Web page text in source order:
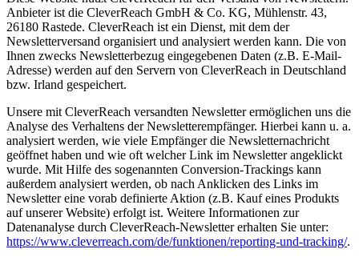
Anbieter ist die CleverReach GmbH & Co. KG, Mühlenstr. 43,
26180 Rastede. CleverReach ist ein Dienst, mit dem der
Newsletterversand organisiert und analysiert werden kann. Die von
Ihnen zwecks Newsletterbezug eingegebenen Daten (z.B. E-Mail-
Adresse) werden auf den Servern von CleverReach in Deutschland
bzw. Irland gespeichert.
Unsere mit CleverReach versandten Newsletter ermöglichen uns die
Analyse des Verhaltens der Newsletterempfänger. Hierbei kann u. a.
analysiert werden, wie viele Empfänger die Newsletternachricht
geöffnet haben und wie oft welcher Link im Newsletter angeklickt
wurde. Mit Hilfe des sogenannten Conversion-Trackings kann
außerdem analysiert werden, ob nach Anklicken des Links im
Newsletter eine vorab definierte Aktion (z.B. Kauf eines Produkts
auf unserer Website) erfolgt ist. Weitere Informationen zur
Datenanalyse durch CleverReach-Newsletter erhalten Sie unter:
https://www.cleverreach.com/de/funktionen/reporting-und-tracking/.